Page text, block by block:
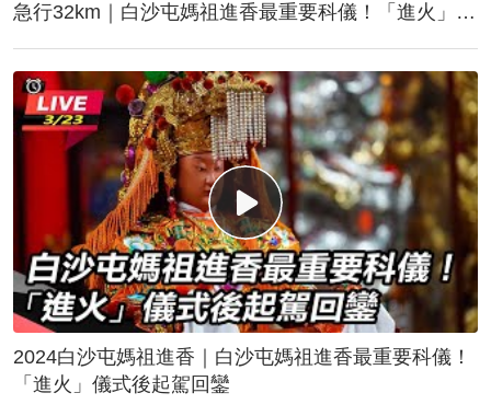
急行32km｜白沙屯媽祖進香最重要科儀！「進火」儀
2024白沙屯媽祖進香｜白沙屯媽祖進香最重要科儀！
「進火」儀式後起駕回鑾